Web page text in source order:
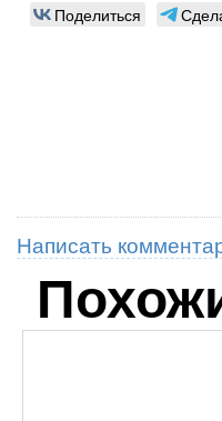
Поделиться
Написать